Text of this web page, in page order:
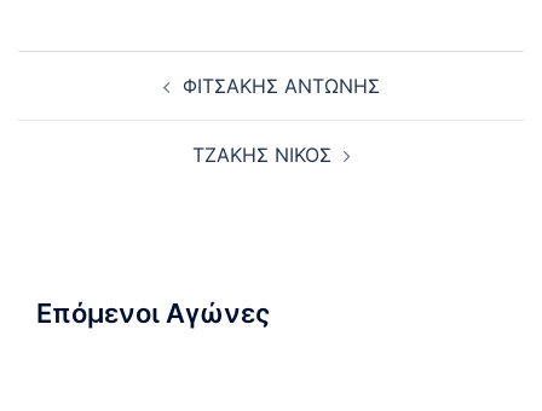
navigation
ΦΙΤΣΑΚΗΣ ΑΝΤΩΝΗΣ
ΤΖΑΚΗΣ ΝΙΚΟΣ
Επόμενοι Αγώνες